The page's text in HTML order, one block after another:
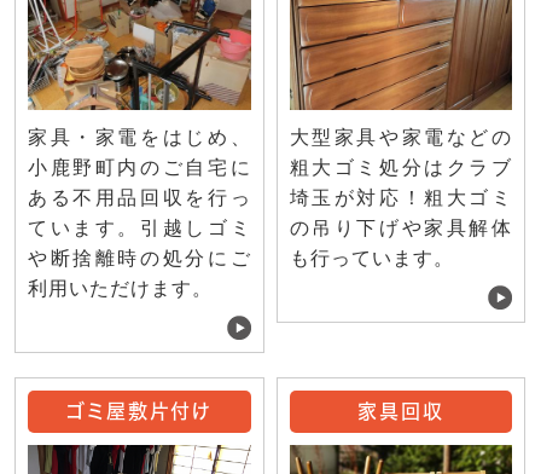
家具・家電をはじめ、
小鹿野町内のご自宅に
ある不用品回収を行っ
ています。引越しゴミ
や断捨離時の処分にご
利用いただけます。
大型家具や家電などの
粗大ゴミ処分はクラブ
埼玉が対応！粗大ゴミ
の吊り下げや家具解体
も行っています。
ゴミ屋敷片付け 家具回収